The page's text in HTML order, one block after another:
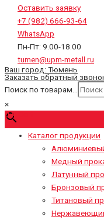
Оставить заявку
+7 (982) 666-93-64
WhatsApp
Пн-Пт: 9.00-18.00
tumen@upm-metall.ru
Ваш город: Тюмень
Заказать обратный
Поиск по товарам...
×
0₽
Каталог продукции
Медный
Латунный
Бронзовый
Титановый